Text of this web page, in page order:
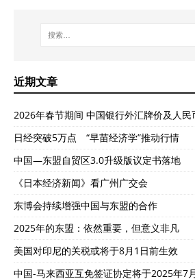
近期文章
2026年春节期间 中国银行外汇牌价及人民
日经突破5万点 “早苗经济学”推动行情
中国—东盟自贸区3.0升级版议定书落地
《日本经济新闻》看广州广交会
东博会持续增强中国与东盟的合作
2025年的东盟：依然重要，但意义非凡
美国对印尼的关税或将于8月1日前生效
中国-马来西亚互免签证协定将于2025年7